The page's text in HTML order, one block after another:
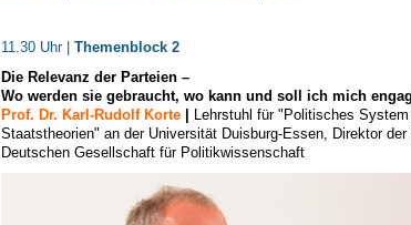
11.30 Uhr | Themenblock 2
Die Relevanz der Parteien –
Wo werden sie gebraucht, wo kann und soll ich mich
Prof. Dr. Karl-Rudolf Korte
Lehrstuhl für "Politisches
Staatstheorien" an der Universität Duisburg-Essen, Direktor
Deutschen Gesellschaft für Politikwissenschaft